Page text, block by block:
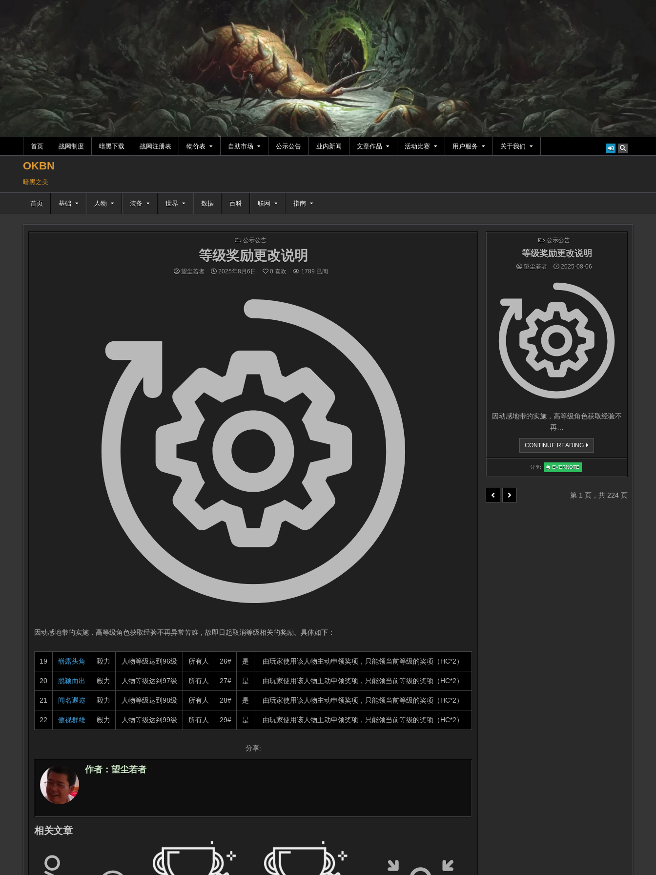
容
首页 战网制度 暗黑下载 战网注册表 物价表 自助市场 公示公告 业内新闻 文章作品 活动比赛 用户服务 关于我们
OKBN
暗黑之美
首页 基础 人物 装备 世界 数据 百科 联网 指南
发
于
公示公告
等级奖励更改说明
望尘若者 2025年8月6日 0喜欢 1789 已阅
因动感地带的实施，高等级角色获取经验不再异常苦难，故即日起取消等级相关的奖励。具体如下：
19 崭露头角 毅力 人物等级达到96级 所有人 26# 是 由玩家使用该人物主动申领奖项，只能领当前等级的奖项（HC*2）
20 脱颖而出 毅力 人物等级达到97级 所有人 27# 是 由玩家使用该人物主动申领奖项，只能领当前等级的奖项（HC*2）
21 闻名遐迩 毅力 人物等级达到98级 所有人 28# 是 由玩家使用该人物主动申领奖项，只能领当前等级的奖项（HC*2）
22 傲视群雄 毅力 人物等级达到99级 所有人 29# 是 由玩家使用该人物主动申领奖项，只能领当前等级的奖项（HC*2）
分享:
作者： 望尘若者
相关文章
发
于
公示公告
等级奖励更改说明
望尘若者 2025-08-06
因动感地带的实施，高等级角色获取经验不
再…
CONTINUE READING等
级
奖
分享: EVERNOTE:
等
级
改
第 1 页，共 224 页